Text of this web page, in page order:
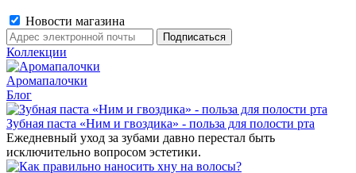
Новости магазина
Коллекции
Аромапалочки
Блог
Зубная паста «Ним и гвоздика» - польза для полости рта
Ежедневный уход за зубами давно перестал быть
исключительно вопросом эстетики.